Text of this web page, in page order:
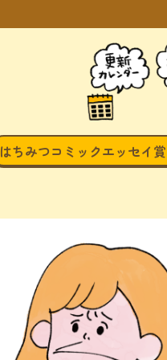
はちみつコミックエッセイ